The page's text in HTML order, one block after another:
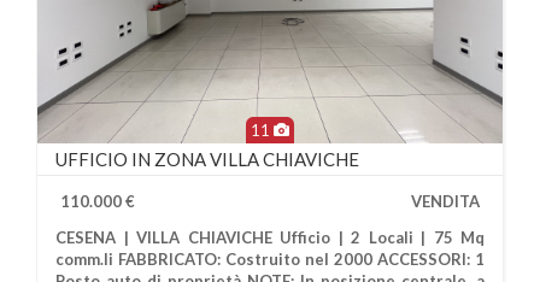
11
UFFICIO IN ZONA VILLA CHIAVICHE
110.000 €
VENDITA
CESENA | VILLA CHIAVICHE Ufficio | 2 Locali | 75 Mq
comm.li FABBRICATO: Costruito nel 2000 ACCESSORI: 1